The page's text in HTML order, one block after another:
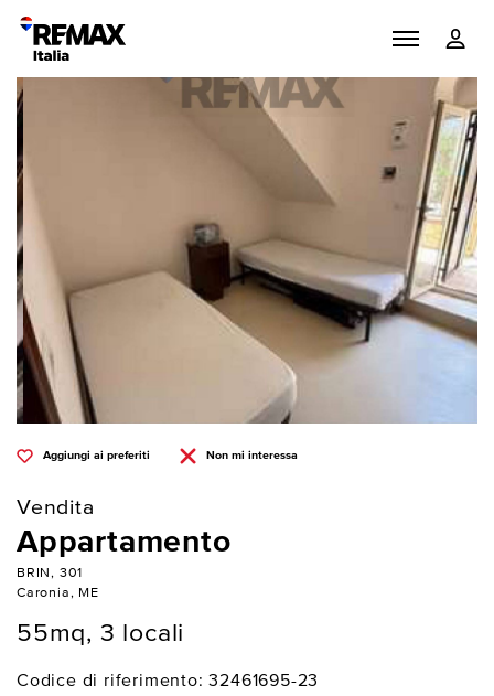
Aggiungi ai preferiti Non mi interessa
Vendita
Appartamento
BRIN, 301
Caronia, ME
55mq, 3 locali
Codice di riferimento: 32461695-23